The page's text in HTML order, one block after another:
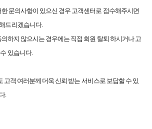
문의사항이 있으신 경우 고객센터로 접수해주시면
드리겠습니다.
하지 않으시는 경우에는 직접 회원 탈퇴 하시거나 고
있습니다.
고객 여러분께 더욱 신뢰 받는 서비스로 보답할 수 있
.